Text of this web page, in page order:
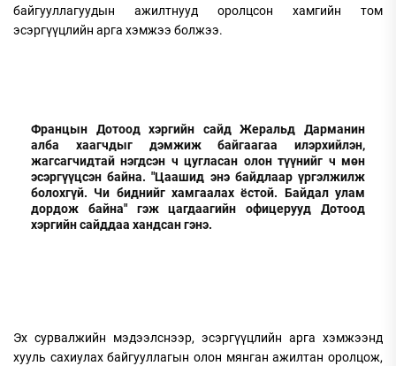
байгууллагуудын ажилтнууд оролцсон хамгийн том
эсэргүүцлийн арга хэмжээ болжээ.
Францын Дотоод хэргийн сайд Жеральд Дарманин
алба хаагчдыг дэмжиж байгаагаа илэрхийлэн,
жагсагчидтай нэгдсэн ч цугласан олон түүнийг ч мөн
эсэргүүцсэн байна. "Цаашид энэ байдлаар үргэлжилж
болохгүй. Чи биднийг хамгаалах ёстой. Байдал улам
дордож байна" гэж цагдаагийн офицерууд Дотоод
хэргийн сайддаа хандсан гэнэ.
Эх сурвалжийн мэдээлснээр, эсэргүүцлийн арга хэмжээнд
хууль сахиулах байгууллагын олон мянган ажилтан оролцож,